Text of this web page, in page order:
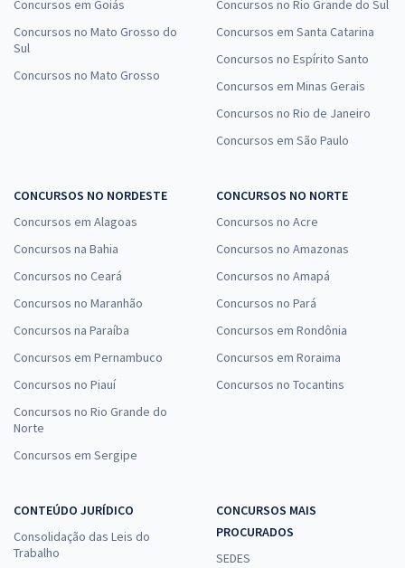
Concursos em Goiás
Concursos no Mato Grosso do
Sul
Concursos no Mato Grosso
Concursos no Rio Grande do Sul
Concursos em Santa Catarina
Concursos no Espírito Santo
Concursos em Minas Gerais
Concursos no Rio de Janeiro
Concursos em São Paulo
CONCURSOS NO NORDESTE
Concursos em Alagoas
Concursos na Bahia
Concursos no Ceará
Concursos no Maranhão
Concursos na Paraíba
Concursos em Pernambuco
Concursos no Piauí
Concursos no Rio Grande do
Norte
Concursos em Sergipe
CONCURSOS NO NORTE
Concursos no Acre
Concursos no Amazonas
Concursos no Amapá
Concursos no Pará
Concursos em Rondônia
Concursos em Roraima
Concursos no Tocantins
CONTEÚDO JURÍDICO
Consolidação das Leis do
Trabalho
CONCURSOS MAIS
PROCURADOS
SEDES